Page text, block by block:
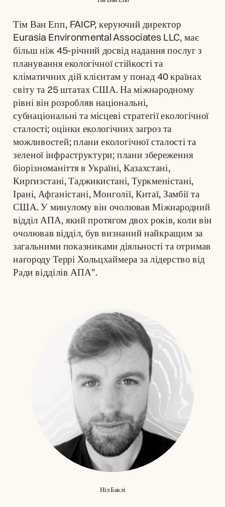
Тім Ван Епп, FAICP, керуючий директор
Eurasia Environmental Associates LLC, має
більш ніж 45-річний досвід надання послуг з
планування екологічної стійкості та
кліматичних дій клієнтам у понад 40 країнах
світу та 25 штатах США. На міжнародному
рівні він розробляв національні,
субнаціональні та місцеві стратегії екологічної
сталості; оцінки екологічних загроз та
можливостей; плани екологічної сталості та
зеленої інфраструктури; плани збереження
біорізноманіття в Україні, Казахстані,
Киргизстані, Таджикистані, Туркменістані,
Ірані, Афганістані, Монголії, Китаї, Замбії та
США. У минулому він очолював Міжнародний
відділ АПА, який протягом двох років, коли він
очолював відділ, був визнаний найкращим за
загальними показниками діяльності та отримав
нагороду Террі Хольцхаймера за лідерство від
Ради відділів АПА".
Ніл Баклі